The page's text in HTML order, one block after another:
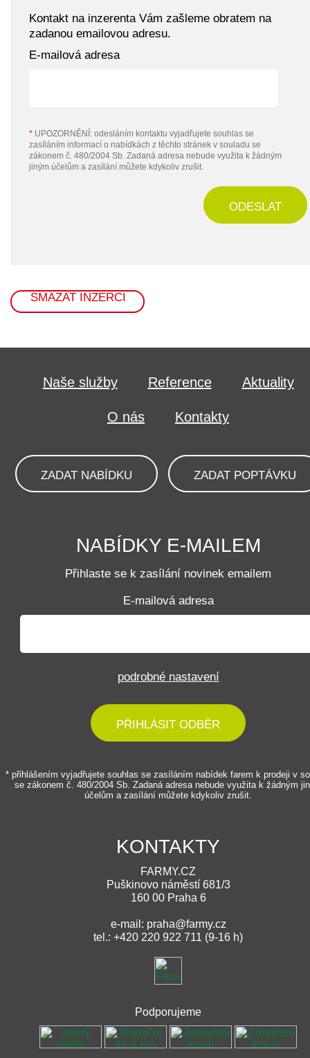
Kontakt na inzerenta Vám zašleme obratem na
zadanou emailovou adresu.
E-mailová adresa
* UPOZORNĚNÍ: odesláním kontaktu vyjadřujete souhlas se
zasíláním informací o nabídkách z těchto stránek v souladu se
zákonem č. 480/2004 Sb. Zadaná adresa nebude využita k žádným
jiným účelům a zasílání můžete kdykoliv zrušit.
ODESLAT
SMAZAT INZERCI
Naše služby Reference Aktuality
O nás Kontakty
ZADAT NABÍDKU ZADAT POPTÁVKU
NABÍDKY E-MAILEM
Přihlaste se k zasílání novinek emailem
E-mailová adresa
podrobné nastavení
PŘIHLÁSIT ODBĚR
* přihlášením vyjadřujete souhlas se zasíláním nabídek farem k prodeji v
se zákonem č. 480/2004 Sb. Zadaná adresa nebude využita k žádným
účelům a zasílání můžete kdykoliv zrušit.
KONTAKTY
FARMY.CZ
Puškinovo náměstí 681/3
160 00 Praha 6
e-mail: praha@farmy.cz
tel.: +420 220 922 711 (9-16 h)
Podporujeme